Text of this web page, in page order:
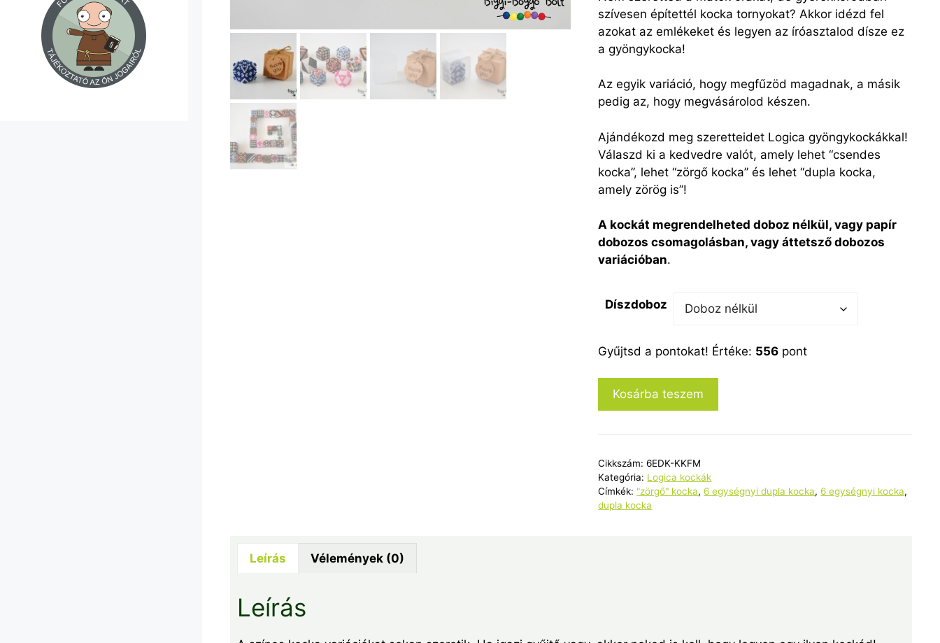
szívesen építettél kocka tornyokat? Akkor idézd fel
azokat az emlékeket és legyen az íróasztalod dísze ez
a gyöngykocka!
Az egyik variáció, hogy megfűzöd magadnak, a másik
pedig az, hogy megvásárolod készen.
Ajándékozd meg szeretteidet Logica gyöngykockákkal!
Válaszd ki a kedvedre valót, amely lehet “csendes
kocka”, lehet “zörgő kocka” és lehet “dupla kocka,
amely zörög is”!
A kockát megrendelheted doboz nélkül, vagy papír
dobozos csomagolásban, vagy áttetsző dobozos
variációban.
Díszdoboz
Gyűjtsd a pontokat! Értéke: 556 pontKék
Kosárba teszem
Cikkszám:6EDK-KKFM
Kategória: Logica kockák
Címkék: "zörgő" kocka,6 egységnyi dupla kocka,6 egységnyi kocka,
dupla kocka
Leírás Vélemények (0)
Leírás